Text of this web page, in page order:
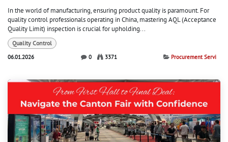
In the world of manufacturing, ensuring product quality is paramount. For
quality control professionals operating in China, mastering AQL (Acceptance
Quality Limit) inspection is crucial for upholding...
Quality Control
06.01.2026
0 3371 Procurement Servi